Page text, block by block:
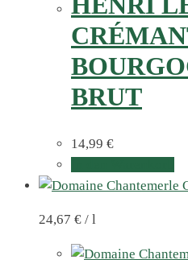
BRUT
14,99 €
24,67 € / l